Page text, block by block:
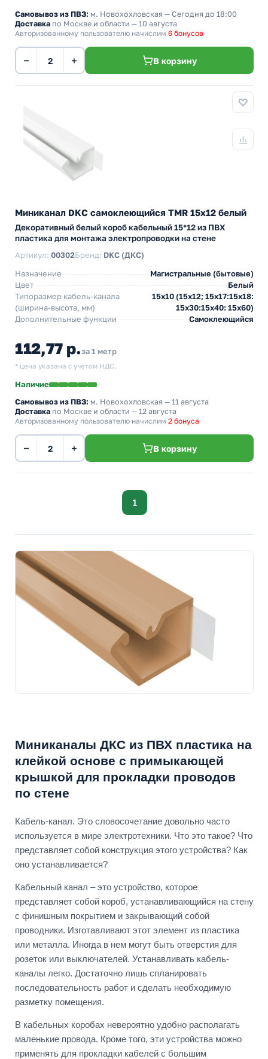
Самовывоз из ПВЗ: м. Новохохловская — Сегодня до 18:00
Доставка по Москве и области — 10 августа
Авторизованному пользователю начислим 6 бонусов
− + В корзину
Миниканал DKC самоклеющийся TMR 15х12 белый
Декоративный белый короб кабельный 15*12 из ПВХ
пластика для монтажа электропроводки на стене
Артикул: 00302Бренд: DKC (ДКС)
Назначение
Магистральные (бытовые)
Цвет
Белый
Типоразмер кабель-канала
(ширина-высота, мм)
15х10 (15х12; 15х17:15х18:
15х30:15х40: 15х60)
Дополнительные функции
Самоклеющийся
112,77 р.за 1 метр
* цена указана с учетом НДС.
Наличие
Самовывоз из ПВЗ: м. Новохохловская — 11 августа
Доставка по Москве и области — 12 августа
Авторизованному пользователю начислим 2 бонуса
− + В корзину
1
Миниканалы ДКС из ПВХ пластика на
клейкой основе с примыкающей
крышкой для прокладки проводов
по стене
Кабель-канал. Это словосочетание довольно часто
используется в мире электротехники. Что это такое? Что
представляет собой конструкция этого устройства? Как
оно устанавливается?
Кабельный канал – это устройство, которое
представляет собой короб, устанавливающийся на стену
с финишным покрытием и закрывающий собой
проводники. Изготавливают этот элемент из пластика
или металла. Иногда в нем могут быть отверстия для
розеток или выключателей. Устанавливать кабель-
каналы легко. Достаточно лишь спланировать
последовательность работ и сделать необходимую
разметку помещения.
В кабельных коробах невероятно удобно располагать
маленькие провода. Кроме того, эти устройства можно
применять для прокладки кабелей с большим